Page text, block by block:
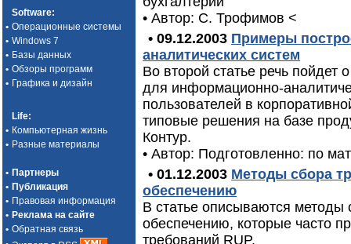
Software:
• Операционные системы
• Windows 7
• Базы данных
• Обзоры программ
• Графика и дизайн
Life:
• Компьютерная жизнь
• Разные материалы
• Партнеры
• Публикация
• Правовая информация
• Реклама на сайте
• Обратная связь
• Автор: C. Трофимов <
• 09.12.2003 Примеры
аналитических систем
Во второй статье речь пойдет
для информационно-
пользователей в
типовые решения на базе
Контур.
• Автор: Подготовленно: по
• 01.12.2003 Методы сбора
обеспечению
В статье описываются методы
обеспечению, которые часто
требований RUP.